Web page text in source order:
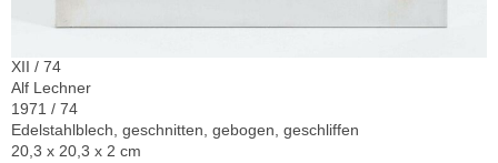
XII / 74
Alf Lechner
1971 / 74
Edelstahlblech, geschnitten, gebogen, geschliffen
20,3 x 20,3 x 2 cm